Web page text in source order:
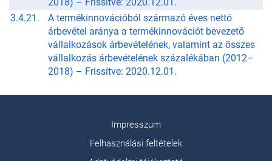
3.4.21.
A termékinnovációból származó éves nettó
árbevétel aránya a termékinnovációt bevezető
vállalkozások árbevételének, valamint az összes
vállalkozás árbevételének százalékában (2012–
2018) – Frissítve: 2020.12.01.
Impresszum
Felhasználási feltételek